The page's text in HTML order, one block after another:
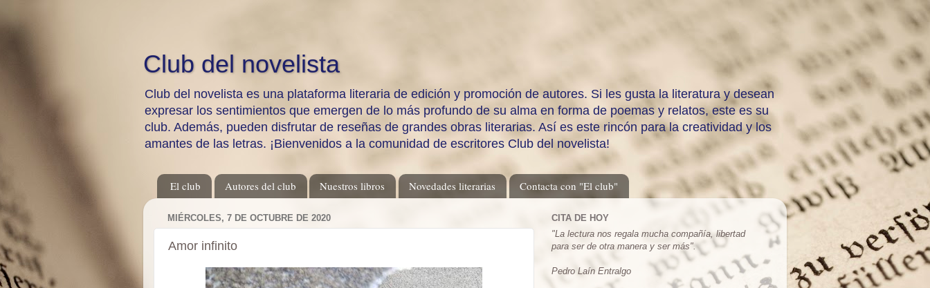
Club del novelista
Club del novelista es una plataforma literaria de edición y promoción de autores. Si les gusta la literatura y desean
expresar los sentimientos que emergen de lo más profundo de su alma en forma de poemas y relatos, este es su
club. Además, pueden disfrutar de reseñas de grandes obras literarias. Así es este rincón para la creatividad y los
amantes de las letras. ¡Bienvenidos a la comunidad de escritores Club del novelista!
El club Autores del club Nuestros libros Novedades literarias Contacta con "El club"
MIÉRCOLES, 7 DE OCTUBRE DE 2020
Amor infinito
CITA DE HOY
"La lectura nos regala mucha compañía, libertad
para ser de otra manera y ser más".
Pedro Laín Entralgo